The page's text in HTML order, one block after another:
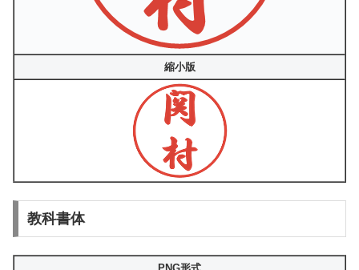
縮小版
教科書体